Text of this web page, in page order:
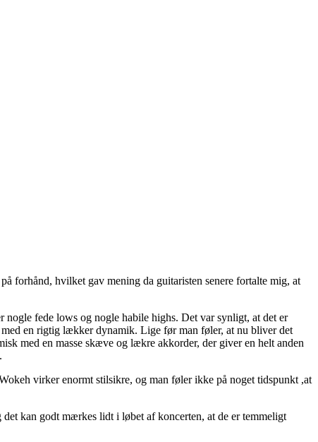
forhånd, hvilket gav mening da guitaristen senere fortalte mig, at
fede lows og nogle habile highs. Det var synligt, at det er
med en rigtig lækker dynamik. Lige før man føler, at nu bliver det
med en masse skæve og lækre akkorder, der giver en helt anden
virker enormt stilsikre, og man føler ikke på noget tidspunkt ,at
kan godt mærkes lidt i løbet af koncerten, at de er temmeligt